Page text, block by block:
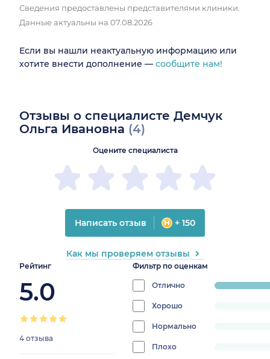
Сведения предоставлены представителями клиники.
Данные актуальны на 07.08.2026
Если вы нашли неактуальную информацию или
хотите внести дополнение — сообщите нам!
Отзывы о специалисте Демчук
Ольга Ивановна (4)
Рейтинг
5.0
4 отзыва
Фильтр по оценкам
Отлично
progress:
Хорошо
0%
Нормально
0%
Плохо
Оцените специалиста
Написать отзыв + 150
Как мы проверяем отзывы